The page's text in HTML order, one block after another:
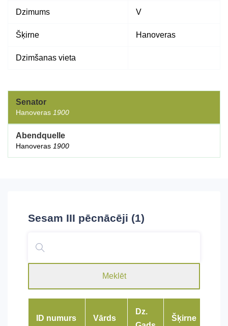
Dzimums V
Šķirne Hanoveras
Dzimšanas vieta
Senator
Hanoveras 1900
Abendquelle
Hanoveras 1900
Sesam III pēcnācēji (1)
Meklēt
ID numurs Vārds
Dz.
Šķirne